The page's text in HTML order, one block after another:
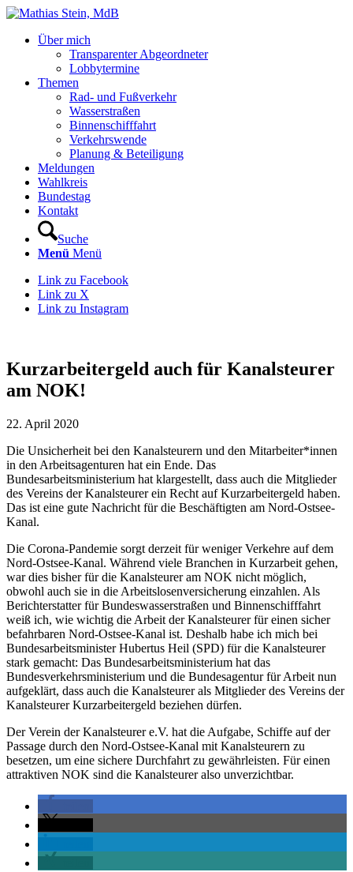
Über mich
Transparenter Abgeordneter
Lobbytermine
Themen
Rad- und Fußverkehr
Wasserstraßen
Binnenschifffahrt
Verkehrswende
Planung & Beteiligung
Meldungen
Wahlkreis
Bundestag
Kontakt
Suche
Menü Menü
Link zu Facebook
Link zu X
Link zu Instagram
Kurzarbeitergeld auch für Kanalsteurer
am NOK!
22. April 2020
Die Unsicherheit bei den Kanalsteurern und den Mitarbeiter*innen
in den Arbeitsagenturen hat ein Ende. Das
Bundesarbeitsministerium hat klargestellt, dass auch die Mitglieder
des Vereins der Kanalsteurer ein Recht auf Kurzarbeitergeld haben.
Das ist eine gute Nachricht für die Beschäftigten am Nord-Ostsee-
Kanal.
Die Corona-Pandemie sorgt derzeit für weniger Verkehre auf dem
Nord-Ostsee-Kanal. Während viele Branchen in Kurzarbeit gehen,
war dies bisher für die Kanalsteurer am NOK nicht möglich,
obwohl auch sie in die Arbeitslosenversicherung einzahlen. Als
Berichterstatter für Bundeswasserstraßen und Binnenschifffahrt
weiß ich, wie wichtig die Arbeit der Kanalsteurer für einen sicher
befahrbaren Nord-Ostsee-Kanal ist. Deshalb habe ich mich bei
Bundesarbeitsminister Hubertus Heil (SPD) für die Kanalsteurer
stark gemacht: Das Bundesarbeitsministerium hat das
Bundesverkehrsministerium und die Bundesagentur für Arbeit nun
aufgeklärt, dass auch die Kanalsteurer als Mitglieder des Vereins der
Kanalsteurer Kurzarbeitergeld beziehen dürfen.
Der Verein der Kanalsteurer e.V. hat die Aufgabe, Schiffe auf der
Passage durch den Nord-Ostsee-Kanal mit Kanalsteurern zu
besetzen, um eine sichere Durchfahrt zu gewährleisten. Für einen
attraktiven NOK sind die Kanalsteurer also unverzichtbar.